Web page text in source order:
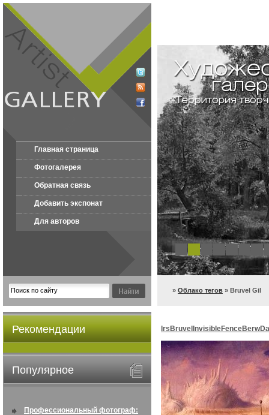
Главная страница
Фотогалерея
Обратная связь
Добавить экспонат
Для авторов
» Облако тегов » Bruvel Gil
Рекомендации
Популярное
Профессиональный фотограф:
Bruvel, Gil